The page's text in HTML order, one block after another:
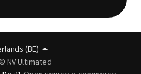
NV Ultimated
(BE)